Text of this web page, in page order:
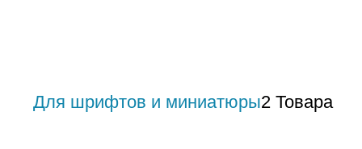
Для шрифтов и миниатюры2 Товара